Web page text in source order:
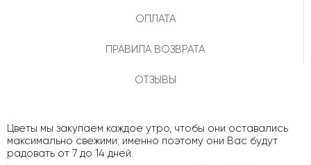
ОПЛАТА
ПРАВИЛА ВОЗВРАТА
ОТЗЫВЫ
Цветы мы закупаем каждое утро, чтобы они оставались
максимально свежими; именно поэтому они Вас будут
радовать от 7 до 14 дней.